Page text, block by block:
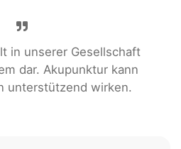
in unserer Gesellschaft
dar. Akupunktur kann
unterstützend wirken.